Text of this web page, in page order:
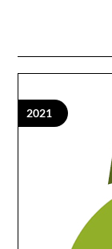
2021